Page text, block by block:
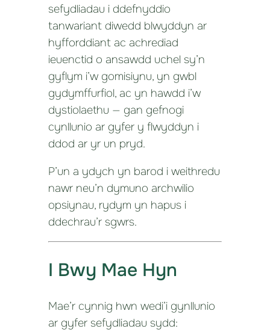
sefydliadau i ddefnyddio
tanwariant diwedd blwyddyn ar
hyfforddiant ac achrediad
ieuenctid o ansawdd uchel sy’n
gyflym i’w gomisiynu, yn gwbl
gydymffurfiol, ac yn hawdd i’w
dystiolaethu — gan gefnogi
cynllunio ar gyfer y flwyddyn i
ddod ar yr un pryd.
P’un a ydych yn barod i weithredu
nawr neu’n dymuno archwilio
opsiynau, rydym yn hapus i
ddechrau’r sgwrs.
I Bwy Mae Hyn
Mae’r cynnig hwn wedi’i gynllunio
ar gyfer sefydliadau sydd: